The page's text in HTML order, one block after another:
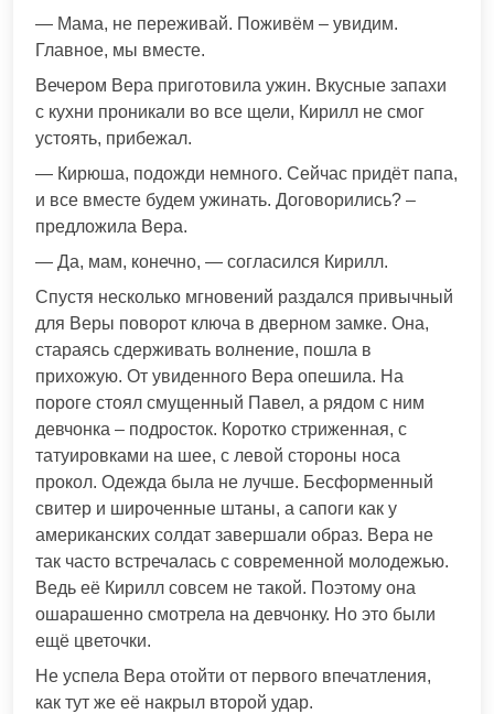
— Мама, не переживай. Поживём – увидим.
Главное, мы вместе.
Вечером Вера приготовила ужин. Вкусные запахи
с кухни проникали во все щели, Кирилл не смог
устоять, прибежал.
— Кирюша, подожди немного. Сейчас придёт папа,
и все вместе будем ужинать. Договорились? –
предложила Вера.
— Да, мам, конечно, — согласился Кирилл.
Спустя несколько мгновений раздался привычный
для Веры поворот ключа в дверном замке. Она,
стараясь сдерживать волнение, пошла в
прихожую. От увиденного Вера опешила. На
пороге стоял смущенный Павел, а рядом с ним
девчонка – подросток. Коротко стриженная, с
татуировками на шее, с левой стороны носа
прокол. Одежда была не лучше. Бесформенный
свитер и широченные штаны, а сапоги как у
американских солдат завершали образ. Вера не
так часто встречалась с современной молодежью.
Ведь её Кирилл совсем не такой. Поэтому она
ошарашенно смотрела на девчонку. Но это были
ещё цветочки.
Не успела Вера отойти от первого впечатления,
как тут же её накрыл второй удар.